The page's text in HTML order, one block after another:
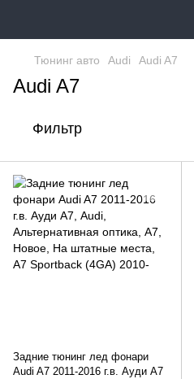
Тюнинг авто Audi Audi A7
Audi A7
Фильтр
Задние тюнинг лед фонари
Audi A7 2011-2016 г.в. Ауди А7